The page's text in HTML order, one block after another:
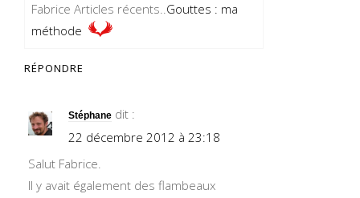
Fabrice Articles récents..Gouttes : ma
méthode
RÉPONDRE
Stéphane dit :
22 décembre 2012 à 23:18
Salut Fabrice.
Il y avait également des flambeaux